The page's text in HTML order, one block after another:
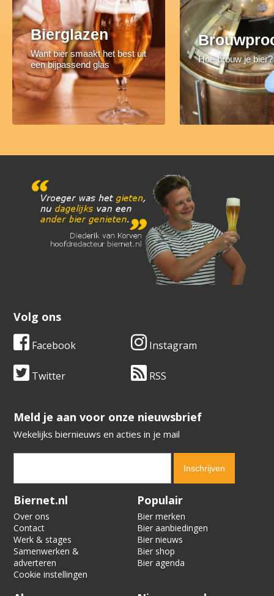
Bierglazen
Want bier smaakt het best uit
een bijpassend glas
Hoe brouw je bier?
Volg ons
Facebook Instagram
Twitter RSS
​​​​​​​Meld je aan voor onze nieuwsbrief
Wekelijks biernieuws en acties in je mail
Verification code:
Biernet.nl
Over ons
Contact
Werk & stages
Samenwerken &
adverteren
Cookie instellingen
Populair
Bier merken
Bier aanbiedingen
Bier nieuws
Bier shop
Bier agenda